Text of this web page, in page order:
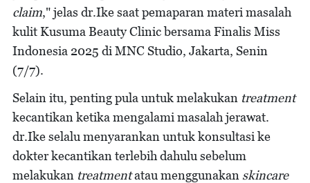
claim," jelas dr.Ike saat pemaparan materi masalah
kulit Kusuma Beauty Clinic bersama Finalis Miss
Indonesia 2025 di MNC Studio, Jakarta, Senin
(7/7).
Selain itu, penting pula untuk melakukan treatment
kecantikan ketika mengalami masalah jerawat.
dr.Ike selalu menyarankan untuk konsultasi ke
dokter kecantikan terlebih dahulu sebelum
melakukan treatmentatau menggunakan skincare